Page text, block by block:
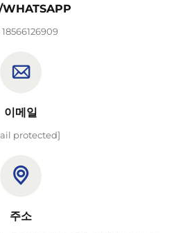
18566126909
이메일
protected]
주소